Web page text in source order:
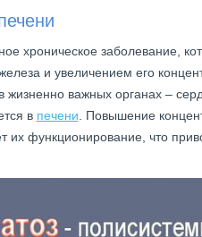
хроническое заболевание,
и увеличением его
важных органах –
в печени . Повышение
их функционирование, что